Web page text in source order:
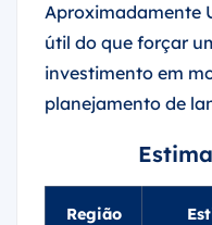
Aproximadamente
útil do que forçar
investimento em
planejamento de
Região